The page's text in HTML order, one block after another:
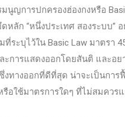
ญการปกครองฮ่องกงหรือ
ลัก “หนึ่งประเทศ สองระบบ”
ระบุไว้ใน Basic Law มาตรา
การแสดงออกโดยสันติ และอ
ทางออกที่ดีที่สุด น่าจะเป็นการ
อใช้มาตรการใดๆ ที่ไม่สมควร